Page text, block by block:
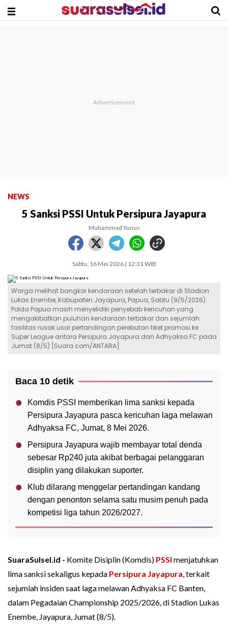
NEWS
5 Sanksi PSSI Untuk Persipura Jayapura
Muhammad Yunus
Sabtu, 16 Mei 2026 | 12:31 WIB
Warga melihat bangkai kendaraan setelah terbakar di Stadion
Lukas Enembe, Kabupaten Jayapura, Papua, Sabtu (9/5/2026).
Polda Papua masih menyelidiki penyebab kericuhan yang
mengakibatkan puluhan kendaraan terbakar dan sejumlah
fasilitas rusak usai pertandingan perebutan tiket promosi ke
Super League antara Persipura Jayapura dan Adhyaksa FC pada
Jumat (8/5) [Suara.com/ANTARA]
Baca 10 detik
Komdis PSSI memberikan lima sanksi kepada
Persipura Jayapura pasca kericuhan laga melawan
Adhyaksa FC, Jumat, 8 Mei 2026.
Persipura Jayapura wajib membayar total denda
sebesar Rp240 juta akibat berbagai pelanggaran
disiplin yang dilakukan suporter.
Klub dilarang menggelar pertandingan kandang
dengan penonton selama satu musim penuh pada
kompetisi liga tahun 2026/2027.
SuaraSulsel.id - Komite Disiplin (Komdis) PSSI menjatuhkan
lima sanksi sekaligus kepada Persipura Jayapura, terkait
sejumlah insiden saat laga melawan Adhyaksa FC Banten,
dalam Pegadaian Championship 2025/2026, di Stadion Lukas
Enembe, Jayapura, Jumat (8/5).